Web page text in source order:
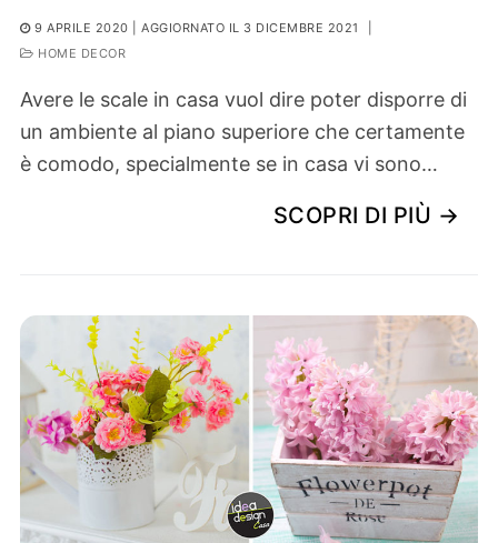
9 APRILE 2020 | AGGIORNATO IL 3 DICEMBRE 2021
HOME DECOR
Avere le scale in casa vuol dire poter disporre di
un ambiente al piano superiore che certamente
è comodo, specialmente se in casa vi sono…
SCOPRI DI PIÙ →